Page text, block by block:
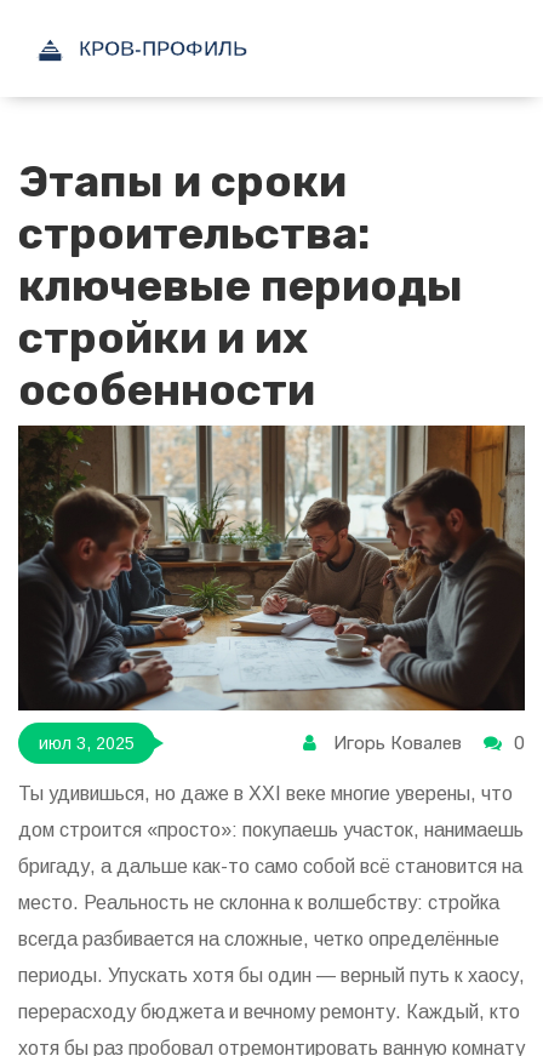
Этапы и сроки
строительства:
ключевые периоды
стройки и их
особенности
июл 3, 2025 Игорь Ковалев 0
Ты удивишься, но даже в XXI веке многие уверены, что
дом строится «просто»: покупаешь участок, нанимаешь
бригаду, а дальше как-то само собой всё становится на
место. Реальность не склонна к волшебству: стройка
всегда разбивается на сложные, четко определённые
периоды. Упускать хотя бы один — верный путь к хаосу,
перерасходу бюджета и вечному ремонту. Каждый, кто
хотя бы раз пробовал отремонтировать ванную комнату